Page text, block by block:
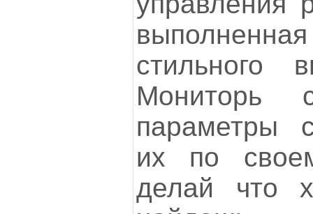
стильного
параметры
их по
делай что